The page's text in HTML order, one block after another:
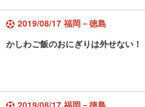
2019/08/17 福岡－徳島
かしわご飯のおにぎりは外せない！
2019/08/17 福岡－徳島